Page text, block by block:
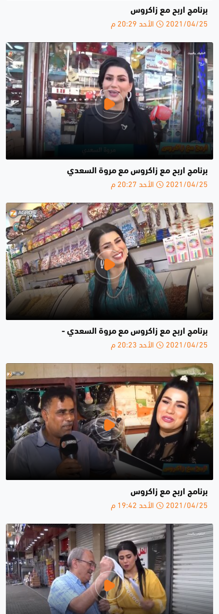
برنامج اربح مع زاكروس
2021/04/25 الأحد 20:29 م
برنامج اربح مع زاكروس مع مروة السعدي
2021/04/25 الأحد 20:27 م
برنامج اربح مع زاكروس مع مروة السعدي -
2021/04/25 الأحد 20:23 م
برنامج اربح مع زاكروس
2021/04/25 الأحد 19:42 م